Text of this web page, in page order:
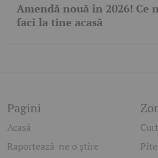
Amendă nouă în 2026! Ce
faci la tine acasă
Pagini
Acasă
Raportează-ne o știre